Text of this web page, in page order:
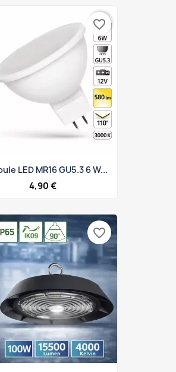
LED MR16 GU5.3 6 W...
4,90 €
favorite_border
favorite_border